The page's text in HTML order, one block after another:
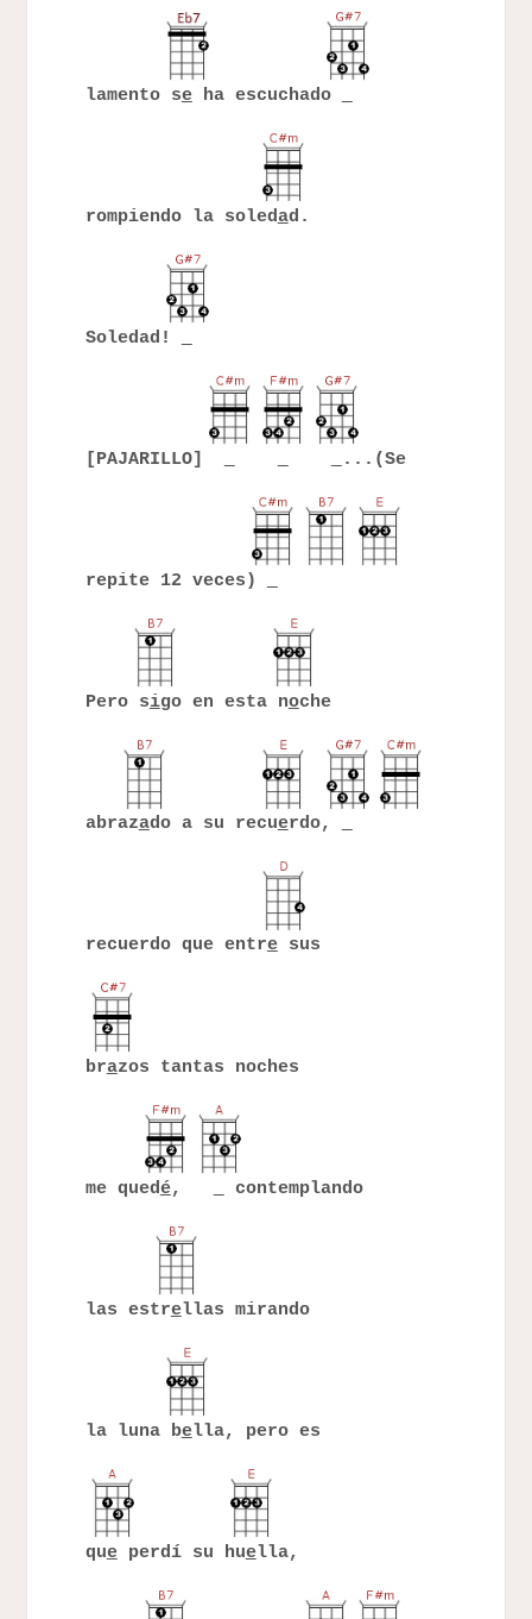
lamento seha escuchado
rompiendo la soledad.
Soledad!
[PAJARILLO] ...(Se
repite 12 veces)
Pero sigo en esta noche
abrazado a su recuerdo,
recuerdo que entresus
brazos tantas noches
me quedé, contemplando
las estrellas mirando
la luna bella, pero es
queperdí su huella,